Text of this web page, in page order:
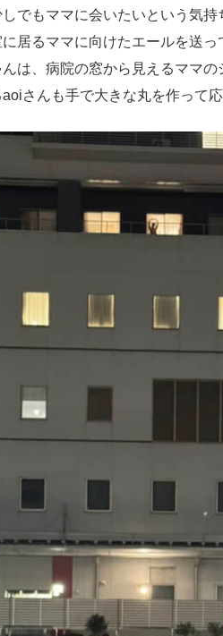
でもママに会いたいという気
居るママに向けたエールを送
は、病院の窓から見えるママの
さんも手で大きな丸を作って応